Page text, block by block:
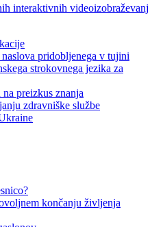
interaktivnih videoizobraževanj
pridobljenega v tujini
strokovnega jezika za
preizkus znanja
zdravniške službe
končanju življenja